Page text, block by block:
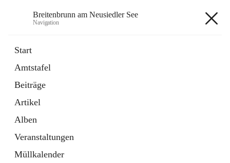
Breitenbrunn am Neusiedler See
Navigation
Start
Amtstafel
Beiträge
Artikel
Alben
Veranstaltungen
Müllkalender
18 Schnellzugriffe
Gemeindeservice